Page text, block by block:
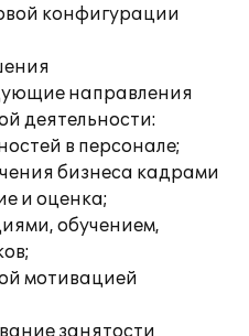
конфигурации
направления
деятельности:
в персонале;
бизнеса кадрами
и оценка;
обучением,
мотивацией
занятости